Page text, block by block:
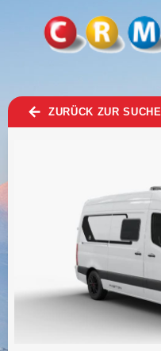
TOGGLE
ZURÜCK ZUR SUCHE